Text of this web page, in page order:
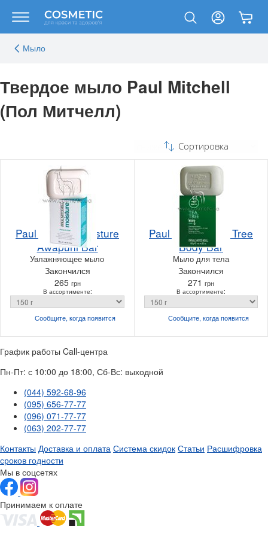
Мыло
Твердое мыло Paul Mitchell
(Пол Митчелл)
Сортировка
Paul Mitchell Moisture
Awapuhi Bar
Увлажняющее мыло
Закончился
265 грн
В ассортименте:
Сообщите, когдапоявится
Paul Mitchell Tea Tree
Body Bar
Мыло для тела
Закончился
271 грн
В ассортименте:
Сообщите, когдапоявится
График работы Call-центра
Пн-Пт: с 10:00 до 18:00, Сб-Вс: выходной
(044) 592-68-96
(095) 656-77-77
(096) 071-77-77
(063) 202-77-77
Контакты Доставка и оплата Система скидок Статьи Расшифровка
сроков годности
Мы в соцсетях
Принимаем к оплате